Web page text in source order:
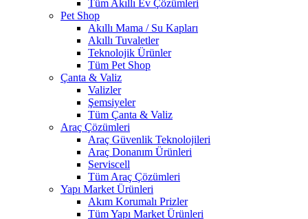
Tüm Akıllı Ev Çözümleri
Pet Shop
Akıllı Mama / Su Kapları
Akıllı Tuvaletler
Teknolojik Ürünler
Tüm Pet Shop
Çanta & Valiz
Valizler
Şemsiyeler
Tüm Çanta & Valiz
Araç Çözümleri
Araç Güvenlik Teknolojileri
Araç Donanım Ürünleri
Serviscell
Tüm Araç Çözümleri
Yapı Market Ürünleri
Akım Korumalı Prizler
Tüm Yapı Market Ürünleri